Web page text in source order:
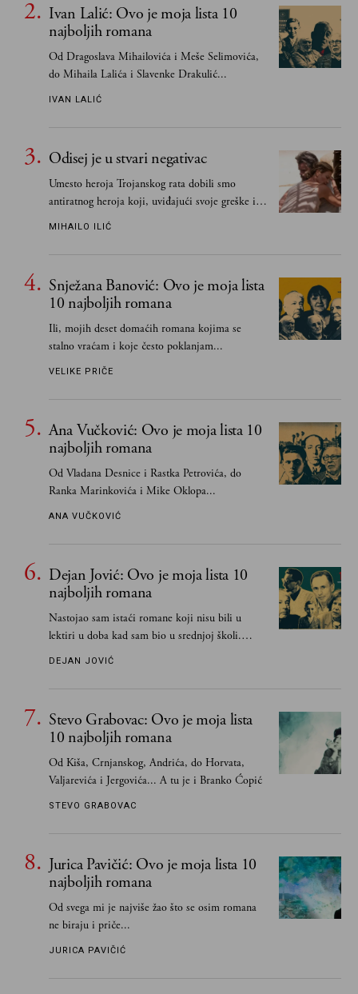
Ivan Lalić: Ovo je moja lista 10
najboljih romana
Od Dragoslava Mihailovića i Meše Selimovića,
do Mihaila Lalića i Slavenke Drakulić...
IVAN LALIĆ
Odisej je u stvari negativac
Umesto heroja Trojanskog rata dobili smo
antiratnog heroja koji, uviđajući svoje greške i
učeći na njima, shvata da postoje stvari koje su
MIHAILO ILIĆ
Snježana Banović: Ovo je moja lista
10 najboljih romana
Ili, mojih deset domaćih romana kojima se
stalno vraćam i koje često poklanjam...
VELIKE PRIČE
Ana Vučković: Ovo je moja lista 10
najboljih romana
Od Vladana Desnice i Rastka Petrovića, do
Ranka Marinkovića i Mike Oklopa...
ANA VUČKOVIĆ
Dejan Jović: Ovo je moja lista 10
najboljih romana
Nastojao sam istaći romane koji nisu bili u
lektiri u doba kad sam bio u srednjoj školi.
Smatrao sam da su "klasici" već dovoljno
DEJAN JOVIĆ
Stevo Grabovac: Ovo je moja lista
10 najboljih romana
Od Kiša, Crnjanskog, Andrića, do Horvata,
Valjarevića i Jergovića... A tu je i Branko Ćopić
STEVO GRABOVAC
Jurica Pavičić: Ovo je moja lista 10
najboljih romana
Od svega mi je najviše žao što se osim romana
ne biraju i priče...
JURICA PAVIČIĆ